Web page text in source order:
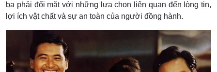
ba phải đối mặt với những lựa chọn liên quan đến lòng tin,
lợi ích vật chất và sự an toàn của người đồng hành.